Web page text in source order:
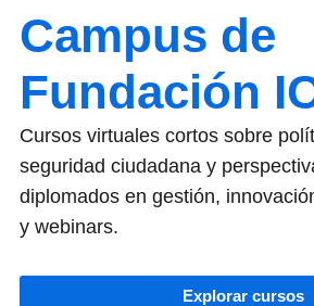
Campus de
Fundación
Cursos virtuales cortos sobre
seguridad ciudadana y
diplomados en gestión,
y webinars.
Explorar cursos